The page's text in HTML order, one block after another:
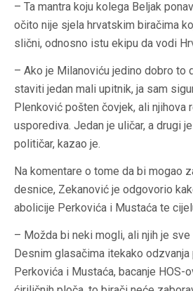
– Ta mantra koju kolega Beljak
očito nije sjela hrvatskim biračima
slični, odnosno istu ekipu da vodi
– Ako je Milanoviću jedino dobro to
staviti jedan mali upitnik, ja sam
Plenković pošten čovjek, ali njihova
usporediva. Jedan je uličar, a drugi
političar, kazao je.
Na komentare o tome da bi mogao
desnice, Zekanović je odgovorio
abolicije Perkovića i Mustaća te
– Možda bi neki mogli, ali njih je sve
Desnim glasačima itekako
Perkovića i Mustaća, bacanje HOS-